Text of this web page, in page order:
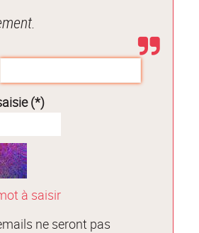
(*)
à saisir
ne seront pas